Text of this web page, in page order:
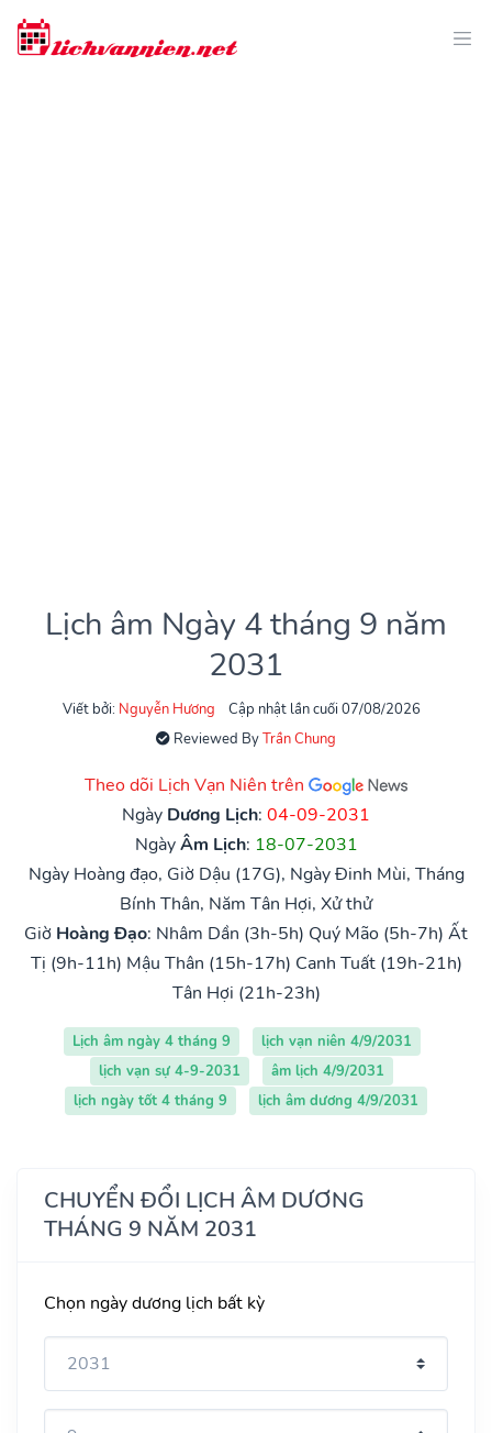
Lịch âm Ngày 4 tháng 9 năm
2031
Viết bởi: Nguyễn Hương
Cập nhật lần cuối 07/08/2026
Reviewed ByTrần Chung
Theo dõi Lịch Vạn Niên trên
Ngày Dương Lịch: 04-09-2031
NgàyÂm Lịch: 18-07-2031
Ngày Hoàng đạo, Giờ Dậu (17G), Ngày Đinh Mùi, Tháng
Bính Thân, Năm Tân Hợi, Xử thử
Giờ Hoàng Đạo: Nhâm Dần (3h-5h) Quý Mão (5h-7h) Ất
Tị (9h-11h) Mậu Thân (15h-17h) Canh Tuất (19h-21h)
Tân Hợi (21h-23h)
Lịch âm ngày 4 tháng 9
lịch vạn niên 4/9/2031
lịch vạn sự 4-9-2031
âm lịch 4/9/2031
lịch ngày tốt 4 tháng 9
lịch âm dương 4/9/2031
CHUYỂN ĐỔI LỊCH ÂM DƯƠNG
THÁNG 9 NĂM 2031
Chọn ngày dương lịch bất kỳ